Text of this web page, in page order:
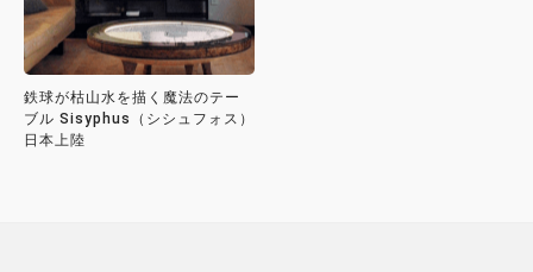
鉄球が枯山水を描く魔法のテー
ブル Sisyphus（シシュフォス）
日本上陸